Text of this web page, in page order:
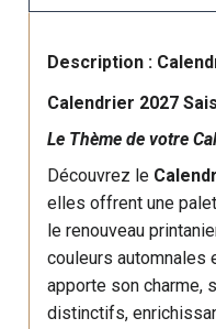
Description :
Calendrier 2027
Le Thème de votre
Découvrez le
ellesoffrent une
le renouveau
couleurs automnales
apporte son charme,
distinctifs,